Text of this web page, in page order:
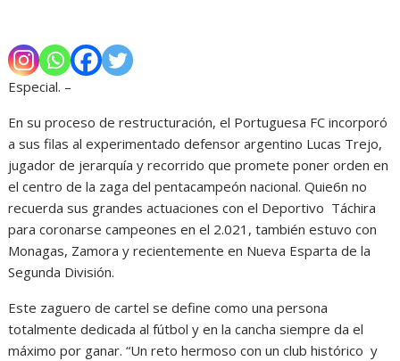
Especial. –
En su proceso de restructuración, el Portuguesa FC incorporó
a sus filas al experimentado defensor argentino Lucas Trejo,
jugador de jerarquía y recorrido que promete poner orden en
el centro de la zaga del pentacampeón nacional. Quie6n no
recuerda sus grandes actuaciones con el Deportivo Táchira
para coronarse campeones en el 2.021, también estuvo con
Monagas, Zamora y recientemente en Nueva Esparta de la
Segunda División.
Este zaguero de cartel se define como una persona
totalmente dedicada al fútbol y en la cancha siempre da el
máximo por ganar. “Un reto hermoso con un club histórico y